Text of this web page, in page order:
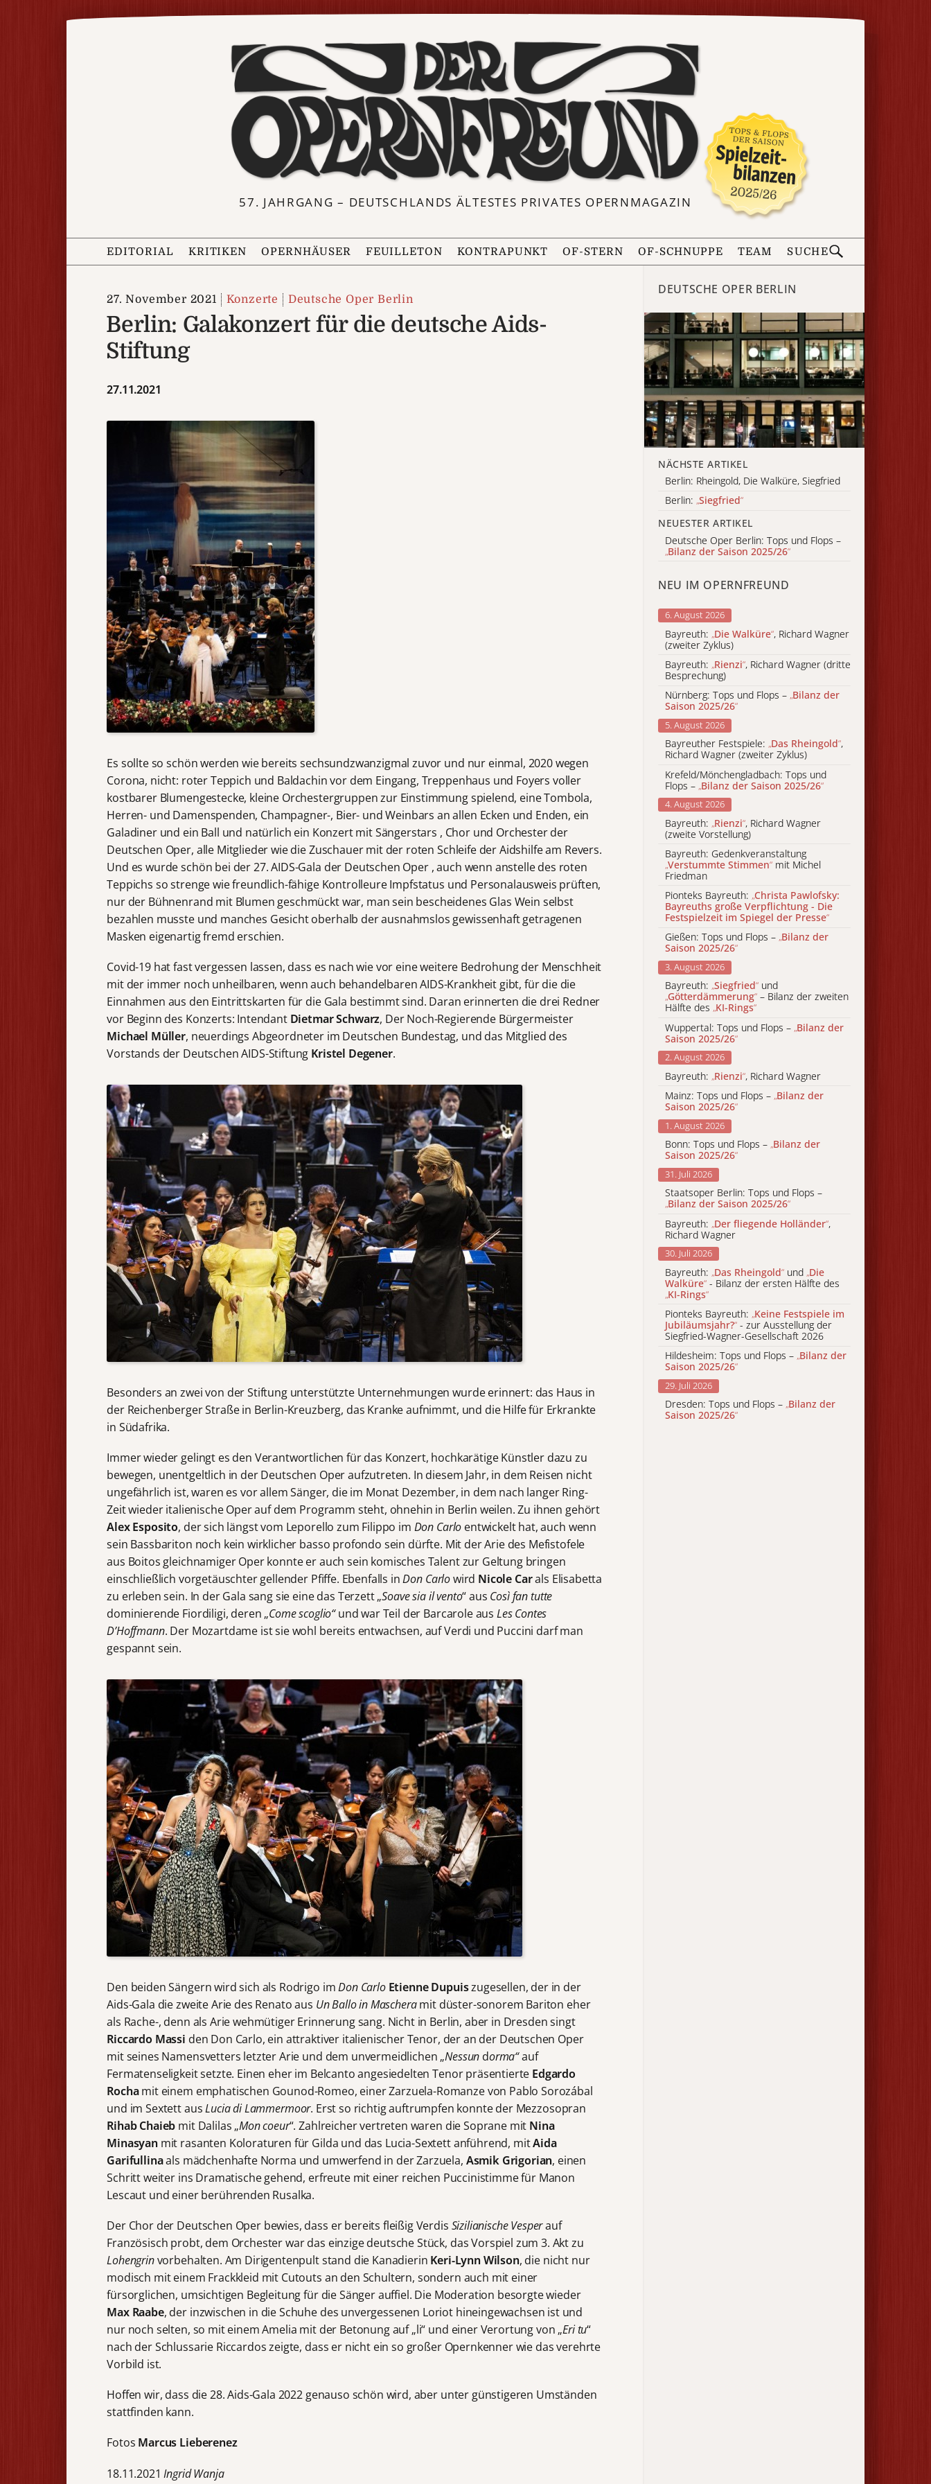
57. JAHRGANG – DEUTSCHLANDS ÄLTESTES PRIVATES OPERNMAGAZIN
EDITORIAL KRITIKEN OPERNHÄUSER FEUILLETON KONTRAPUNKT OF-STERN OF-SCHNUPPE TEAM SUCHE
27. November 2021 Konzerte Deutsche Oper Berlin
Berlin: Galakonzert für die deutsche Aids-
Stiftung
27.11.2021
Es sollte so schön werden wie bereits sechsundzwanzigmal zuvor und nur einmal, 2020 wegen
Corona, nicht: roter Teppich und Baldachin vor dem Eingang, Treppenhaus und Foyers voller
kostbarer Blumengestecke, kleine Orchestergruppen zur Einstimmung spielend, eine Tombola,
Herren- und Damenspenden, Champagner-, Bier- und Weinbars an allen Ecken und Enden, ein
Galadiner und ein Ball und natürlich ein Konzert mit Sängerstars , Chor und Orchester der
Deutschen Oper, alle Mitglieder wie die Zuschauer mit der roten Schleife der Aidshilfe am Revers.
Und es wurde schön bei der 27. AIDS-Gala der Deutschen Oper , auch wenn anstelle des roten
Teppichs so strenge wie freundlich-fähige Kontrolleure Impfstatus und Personalausweis prüften,
nur der Bühnenrand mit Blumen geschmückt war, man sein bescheidenes Glas Wein selbst
bezahlen musste und manches Gesicht oberhalb der ausnahmslos gewissenhaft getragenen
Masken eigenartig fremd erschien.
Covid-19 hat fast vergessen lassen, dass es nach wie vor eine weitere Bedrohung der Menschheit
mit der immer noch unheilbaren, wenn auch behandelbaren AIDS-Krankheit gibt, für die die
Einnahmen aus den Eintrittskarten für die Gala bestimmt sind. Daran erinnerten die drei Redner
vor Beginn des Konzerts: Intendant Dietmar Schwarz, Der Noch-Regierende Bürgermeister
Michael Müller, neuerdings Abgeordneter im Deutschen Bundestag, und das Mitglied des
Vorstands der Deutschen AIDS-Stiftung Kristel Degener.
Besonders an zwei von der Stiftung unterstützte Unternehmungen wurde erinnert: das Haus in
der Reichenberger Straße in Berlin-Kreuzberg, das Kranke aufnimmt, und die Hilfe für Erkrankte
in Südafrika.
Immer wieder gelingt es den Verantwortlichen für das Konzert, hochkarätige Künstler dazu zu
bewegen, unentgeltlich in der Deutschen Oper aufzutreten. In diesem Jahr, in dem Reisen nicht
ungefährlich ist, waren es vor allem Sänger, die im Monat Dezember, in dem nach langer Ring-
Zeit wieder italienische Oper auf dem Programm steht, ohnehin in Berlin weilen. Zu ihnen gehört
Alex Esposito, der sich längst vom Leporello zum Filippo im Don Carlo entwickelt hat, auch wenn
sein Bassbariton noch kein wirklicher basso profondo sein dürfte. Mit der Arie des Mefistofele
aus Boitos gleichnamiger Oper konnte er auch sein komisches Talent zur Geltung bringen
einschließlich vorgetäuschter gellender Pfiffe. Ebenfalls inDon Carlowird Nicole Carals Elisabetta
zu erleben sein. In der Gala sang sie eine das Terzett „Soave sia il vento“ aus Così fan tutte
dominierende Fiordiligi, deren „Come scoglio“und war Teil der Barcarole aus Les Contes
D’Hoffmann. Der Mozartdame ist sie wohl bereits entwachsen, auf Verdi und Puccini darf man
gespannt sein.
Den beiden Sängern wird sich als Rodrigo imDon Carlo Etienne Dupuiszugesellen, der in der
Aids-Gala die zweite Arie des Renato aus Un Ballo in Mascheramit düster-sonorem Bariton eher
als Rache-, denn als Arie wehmütiger Erinnerung sang. Nicht in Berlin, aber in Dresden singt
Riccardo Massi den Don Carlo, ein attraktiver italienischer Tenor, der an der Deutschen Oper
mit seines Namensvetters letzter Arie und dem unvermeidlichen „Nessun dorma“auf
Fermatenseligkeit setzte. Einen eher im Belcanto angesiedelten Tenor präsentierte Edgardo
Rochamit einem emphatischen Gounod-Romeo, einer Zarzuela-Romanze von Pablo Sorozábal
und im Sextett ausLucia diLammermoor. Erst so richtig auftrumpfen konnte der Mezzosopran
Rihab Chaieb mit Dalilas „Mon coeur“. Zahlreicher vertreten waren die Soprane mit Nina
Minasyanmit rasanten Koloraturen für Gilda und das Lucia-Sextett anführend, mitAida
Garifullinaals mädchenhafte Norma und umwerfend in der Zarzuela, Asmik Grigorian, einen
Schritt weiter ins Dramatische gehend, erfreute mit einer reichen Puccinistimme für Manon
Lescaut und einer berührenden Rusalka.
Der Chor der Deutschen Oper bewies, dass er bereits fleißig Verdis Sizilianische Vesperauf
Französisch probt, dem Orchester war das einzige deutsche Stück, das Vorspiel zum 3. Akt zu
Lohengrinvorbehalten. Am Dirigentenpult stand die Kanadierin Keri-Lynn Wilson, die nicht nur
modisch mit einem Frackkleid mit Cutouts an den Schultern, sondern auch mit einer
fürsorglichen, umsichtigen Begleitung für die Sänger auffiel. Die Moderation besorgte wieder
Max Raabe, der inzwischen in die Schuhe des unvergessenen Loriot hineingewachsen ist und
nur noch selten, so mit einem Amelia mit der Betonung auf „li“ und einer Verortung von „Eri tu“
nach der Schlussarie Riccardos zeigte, dass er nicht ein so großer Opernkenner wie das verehrte
Vorbild ist.
Hoffen wir, dass die 28. Aids-Gala 2022 genauso schön wird, aber unter günstigeren Umständen
stattfinden kann.
Fotos Marcus Lieberenez
18.11.2021Ingrid Wanja
DEUTSCHE OPER BERLIN
NÄCHSTE ARTIKEL
Berlin: Rheingold, Die Walküre, Siegfried
Berlin: „Siegfried“
NEUESTER ARTIKEL
Deutsche Oper Berlin: Tops und Flops –
„Bilanz der Saison 2025/26“
NEU IM OPERNFREUND
6. August 2026
Bayreuth: „Die Walküre“, Richard Wagner
(zweiter Zyklus)
Bayreuth: „Rienzi“, Richard Wagner (dritte
Besprechung)
Nürnberg: Tops und Flops – „Bilanz der
Saison 2025/26“
5. August 2026
Bayreuther Festspiele: „Das Rheingold“,
Richard Wagner (zweiter Zyklus)
Krefeld/Mönchengladbach: Tops und
Flops – „Bilanz der Saison 2025/26“
4. August 2026
Bayreuth: „Rienzi“, Richard Wagner
(zweite Vorstellung)
Bayreuth: Gedenkveranstaltung
„Verstummte Stimmen“ mit Michel
Friedman
Pionteks Bayreuth: „Christa Pawlofsky:
Bayreuths große Verpflichtung - Die
Festspielzeit im Spiegel der Presse“
Gießen: Tops und Flops – „Bilanz der
Saison 2025/26“
3. August 2026
Bayreuth: „Siegfried“ und
„Götterdämmerung“ – Bilanz der zweiten
Hälfte des „KI-Rings“
Wuppertal: Tops und Flops – „Bilanz der
Saison 2025/26“
2. August 2026
Bayreuth: „Rienzi“, Richard Wagner
Mainz: Tops und Flops – „Bilanz der
Saison 2025/26“
1. August 2026
Bonn: Tops und Flops – „Bilanz der
Saison 2025/26“
31. Juli 2026
Staatsoper Berlin: Tops und Flops –
„Bilanz der Saison 2025/26“
Bayreuth: „Der fliegende Holländer“,
Richard Wagner
30. Juli 2026
Bayreuth: „Das Rheingold“ und „Die
Walküre“ - Bilanz der ersten Hälfte des
„KI-Rings“
Pionteks Bayreuth: „Keine Festspiele im
Jubiläumsjahr?“ - zur Ausstellung der
Siegfried-Wagner-Gesellschaft 2026
Hildesheim: Tops und Flops – „Bilanz der
Saison 2025/26“
29. Juli 2026
Dresden: Tops und Flops – „Bilanz der
Saison 2025/26“